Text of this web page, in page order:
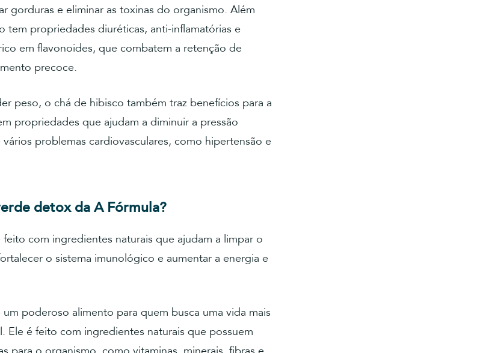
gorduras e eliminar as toxinas do organismo. Além
tem propriedades diuréticas, anti-inflamatórias e
em flavonoides, que combatem a retenção de
precoce.
peso, o chá de hibisco também traz benefícios para a
propriedades que ajudam a diminuir a pressão
problemas cardiovasculares, como hipertensão e
detox da A Fórmula?
com ingredientes naturais que ajudam a limpar o
o sistema imunológico e aumentar a energia e
poderoso alimento para quem busca uma vida mais
Ele é feito com ingredientes naturais que possuem